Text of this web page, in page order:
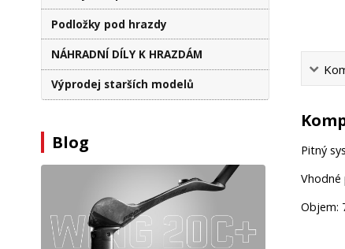
Podložky pod hrazdy
NÁHRADNÍ DÍLY K HRAZDÁM
Výprodej starších modelů
Blog
Pitný
Vhodné
Objem: